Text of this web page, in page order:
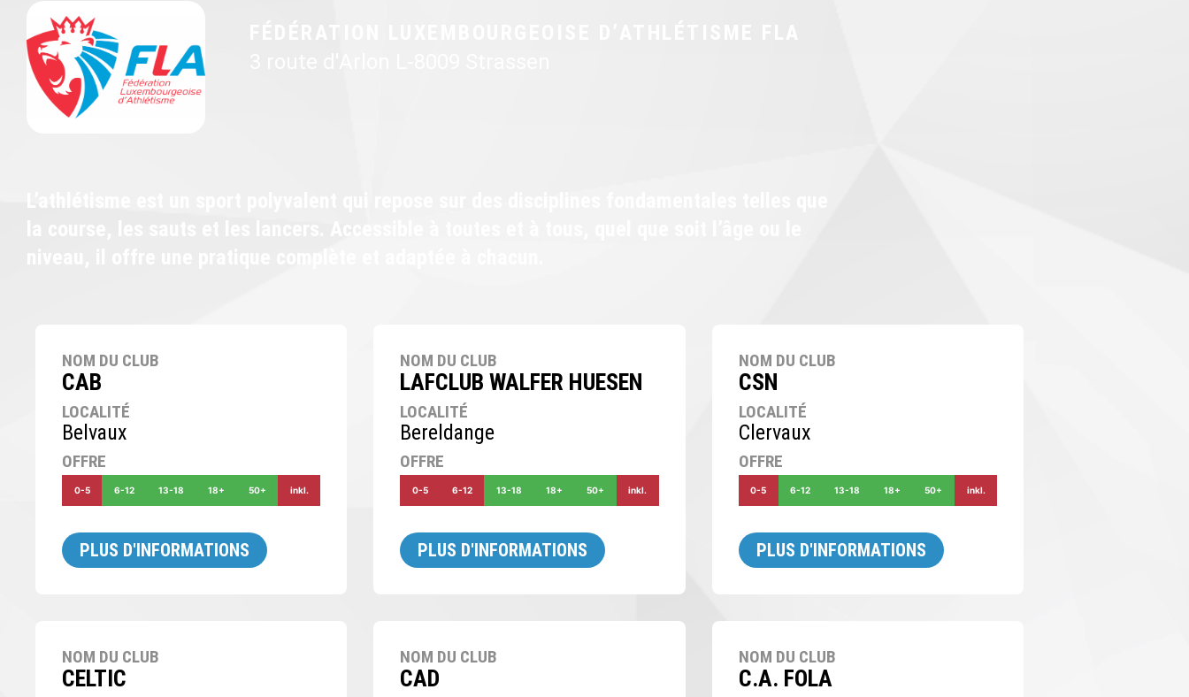
NOM DU CLUB
CAB
LOCALITÉ
Belvaux
OFFRE
0-5 6-12 13-18 18+ 50+ inkl.
PLUS D'INFORMATIONS
NOM DU CLUB
LAFCLUB WALFER HUESEN
LOCALITÉ
Bereldange
OFFRE
0-5 6-12 13-18 18+ 50+ inkl.
PLUS D'INFORMATIONS
NOM DU CLUB
CSN
LOCALITÉ
Clervaux
OFFRE
0-5 6-12 13-18 18+ 50+ inkl.
PLUS D'INFORMATIONS
NOM DU CLUB
CELTIC
NOM DU CLUB
CAD
NOM DU CLUB
C.A. FOLA